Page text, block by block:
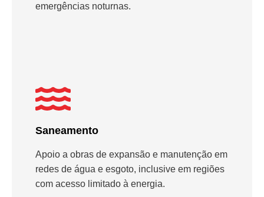
emergências noturnas.
Saneamento
Apoio a obras de expansão e manutenção em
redes de água e esgoto, inclusive em regiões
com acesso limitado à energia.